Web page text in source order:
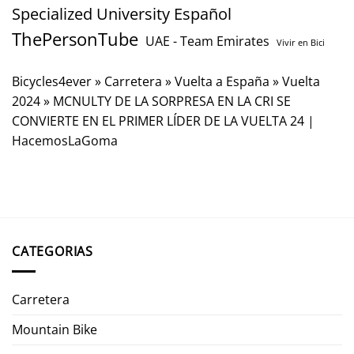
Specialized University Español
ThePersonTube UAE - Team Emirates Vivir en Bici
Bicycles4ever» Carretera »Vuelta a España »Vuelta
2024» MCNULTY DE LA SORPRESA EN LA CRI SE
CONVIERTE EN EL PRIMER LÍDER DE LA VUELTA 24 |
HacemosLaGoma
CATEGORIAS
Carretera
Mountain Bike